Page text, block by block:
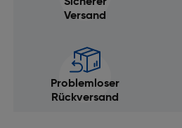
Versand
Problemloser
Rückversand